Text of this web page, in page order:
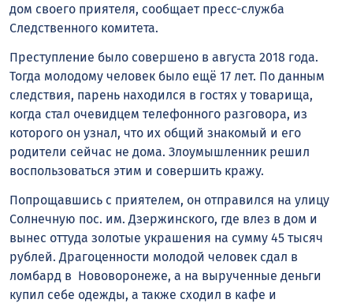
дом своего приятеля, сообщает пресс-служба
Следственного комитета.
Преступление было совершено в августа 2018 года.
Тогда молодому человек было ещё 17 лет. По данным
следствия, парень находился в гостях у товарища,
когда стал очевидцем телефонного разговора, из
которого он узнал, что их общий знакомый и его
родители сейчас не дома. Злоумышленник решил
воспользоваться этим и совершить кражу.
Попрощавшись с приятелем, он отправился на улицу
Солнечную пос. им. Дзержинского, где влез в дом и
вынес оттуда золотые украшения на сумму 45 тысяч
рублей. Драгоценности молодой человек сдал в
ломбард в Нововоронеже, а на вырученные деньги
купил себе одежды, а также сходил в кафе и